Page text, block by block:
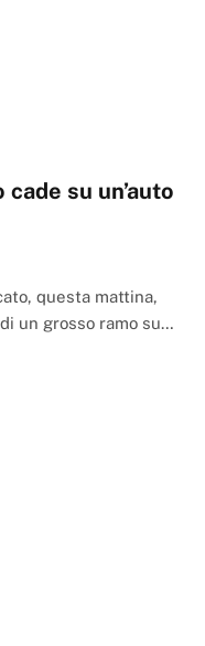
su un’auto
questa mattina,
un grosso ramo su…